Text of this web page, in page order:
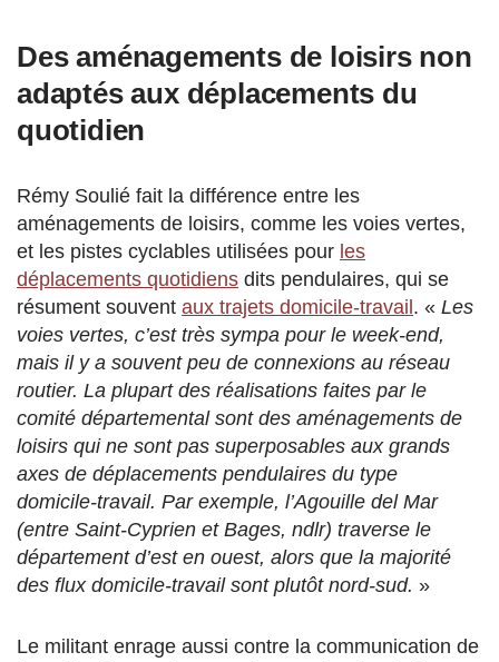
Des aménagements de loisirs non
adaptés aux déplacements du
quotidien
Rémy Soulié fait la différence entre les
aménagements de loisirs, comme les voies vertes,
et les pistes cyclables utilisées pour les
déplacements quotidiens dits pendulaires, qui se
résument souvent aux trajets domicile-travail . « Les
voies vertes, c’est très sympa pour le week-end,
mais il y a souvent peu de connexions au réseau
routier. La plupart des réalisations faites par le
comité départemental sont des aménagements de
loisirs qui ne sont pas superposables aux grands
axes de déplacements pendulaires du type
domicile-travail. Par exemple, l’Agouille del Mar
(entre Saint-Cyprien et Bages, ndlr) traverse le
département d’est en ouest, alors que la majorité
des flux domicile-travail sont plutôt nord-sud. »
Le militant enrage aussi contre la communication de